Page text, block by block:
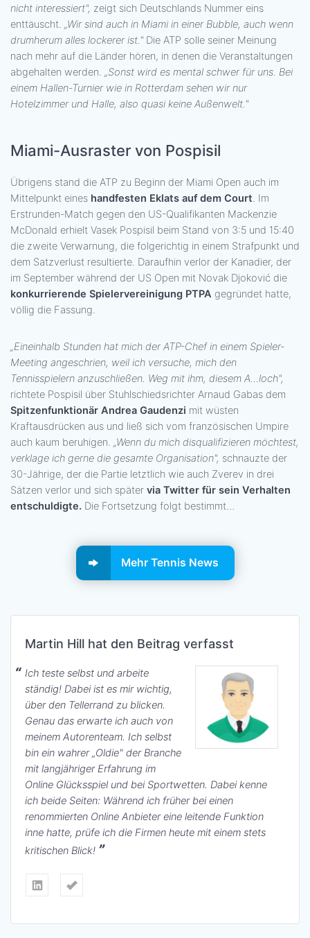
nicht interessiert", zeigt sich Deutschlands Nummer eins
enttäuscht. „Wir sind auch in Miami in einer Bubble, auch wenn
drumherum alles lockerer ist." Die ATP solle seiner Meinung
nach mehr auf die Länder hören, in denen die Veranstaltungen
abgehalten werden. „Sonst wird es mental schwer für uns. Bei
einem Hallen-Turnier wie in Rotterdam sehen wir nur
Hotelzimmer und Halle, also quasi keine Außenwelt."
Miami-Ausraster von Pospisil
Übrigens stand die ATP zu Beginn der Miami Open auch im
Mittelpunkt eines handfesten Eklats auf dem Court. Im
Erstrunden-Match gegen den US-Qualifikanten Mackenzie
McDonald erhielt Vasek Pospisil beim Stand von 3:5 und 15:40
die zweite Verwarnung, die folgerichtig in einem Strafpunkt und
dem Satzverlust resultierte. Daraufhin verlor der Kanadier, der
im September während der US Open mit Novak Djoković die
konkurrierende Spielervereinigung PTPA gegründet hatte,
völlig die Fassung.
„Eineinhalb Stunden hat mich der ATP-Chef in einem Spieler-
Meeting angeschrien, weil ich versuche, mich den
Tennisspielern anzuschließen. Weg mit ihm, diesem A…loch",
richtete Pospisil über Stuhlschiedsrichter Arnaud Gabas dem
Spitzenfunktionär Andrea Gaudenzi mit wüsten
Kraftausdrücken aus und ließ sich vom französischen Umpire
auch kaum beruhigen. „Wenn du mich disqualifizieren möchtest,
verklage ich gerne die gesamte Organisation", schnauzte der
30-Jährige, der die Partie letztlich wie auch Zverev in drei
Sätzen verlor und sich später via Twitter für sein Verhalten
entschuldigte. Die Fortsetzung folgt bestimmt…
Mehr Tennis News
Martin Hill hat den Beitrag verfasst
Ich teste selbst und arbeite
ständig! Dabei ist es mir wichtig,
über den Tellerrand zu blicken.
Genau das erwarte ich auch von
meinem Autorenteam. Ich selbst
bin ein wahrer „Oldie" der Branche
mit langjähriger Erfahrung im
Online Glücksspiel und bei Sportwetten. Dabei kenne
ich beide Seiten: Während ich früher bei einen
renommierten Online Anbieter eine leitende Funktion
inne hatte, prüfe ich die Firmen heute mit einem stets
kritischen Blick!